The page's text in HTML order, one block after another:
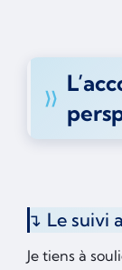
Le suivi
Je tiens à